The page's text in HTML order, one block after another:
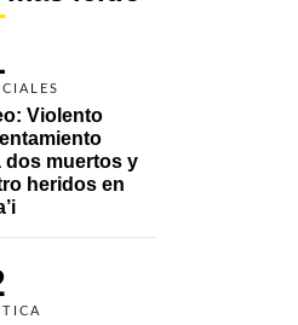
Violento
dos muertos y
heridos en